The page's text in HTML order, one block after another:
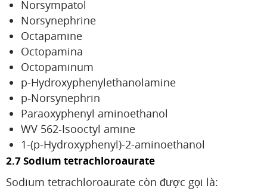
Norsympatol
Norsynephrine
Octapamine
Octopamina
Octopaminum
p-Hydroxyphenylethanolamine
p-Norsynephrin
Paraoxyphenyl aminoethanol
WV 562-Isooctyl amine
1-(p-Hydroxyphenyl)-2-aminoethanol
2.7 Sodium tetrachloroaurate
Sodium tetrachloroaurate còn được gọi là: